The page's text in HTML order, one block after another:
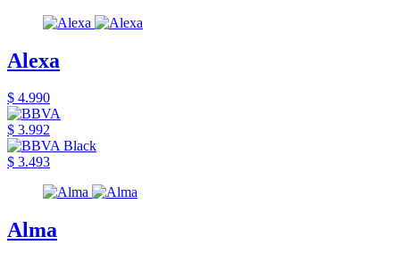
Alexa
$ 4.990
$ 3.992
$ 3.493
Alma